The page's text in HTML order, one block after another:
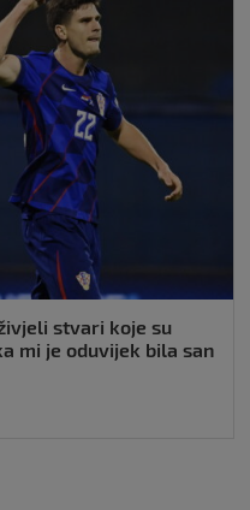
stvari koje su
mi je oduvijek bila san